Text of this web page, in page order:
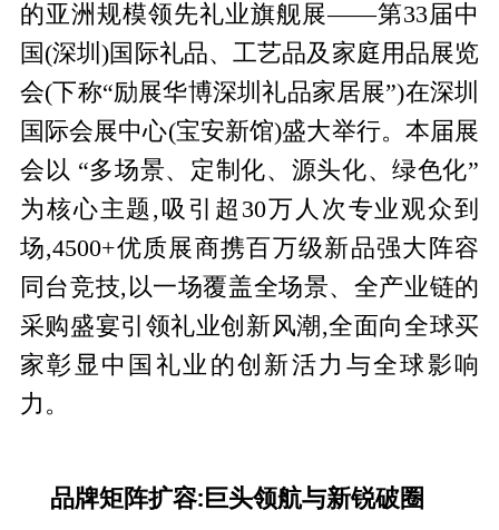
的亚洲规模领先礼业旗舰展——第33届中
国(深圳)国际礼品、工艺品及家庭用品展览
会(下称“励展华博深圳礼品家居展”)在深圳
国际会展中心(宝安新馆)盛大举行。本届展
会以 “多场景、定制化、源头化、绿色化”
为核心主题,吸引超30万人次专业观众到
场,4500+优质展商携百万级新品强大阵容
同台竞技,以一场覆盖全场景、全产业链的
采购盛宴引领礼业创新风潮,全面向全球买
家彰显中国礼业的创新活力与全球影响
力。
品牌矩阵扩容:巨头领航与新锐破圈